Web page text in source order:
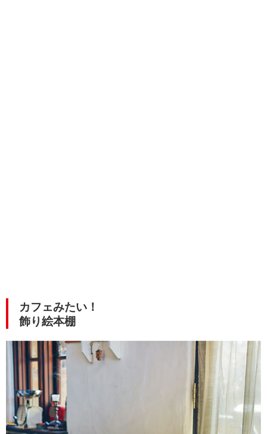
カフェみたい！
飾り絵本棚